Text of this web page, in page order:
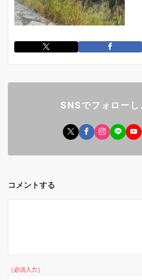
SNSでフォローし
コメントする
［必須入力］